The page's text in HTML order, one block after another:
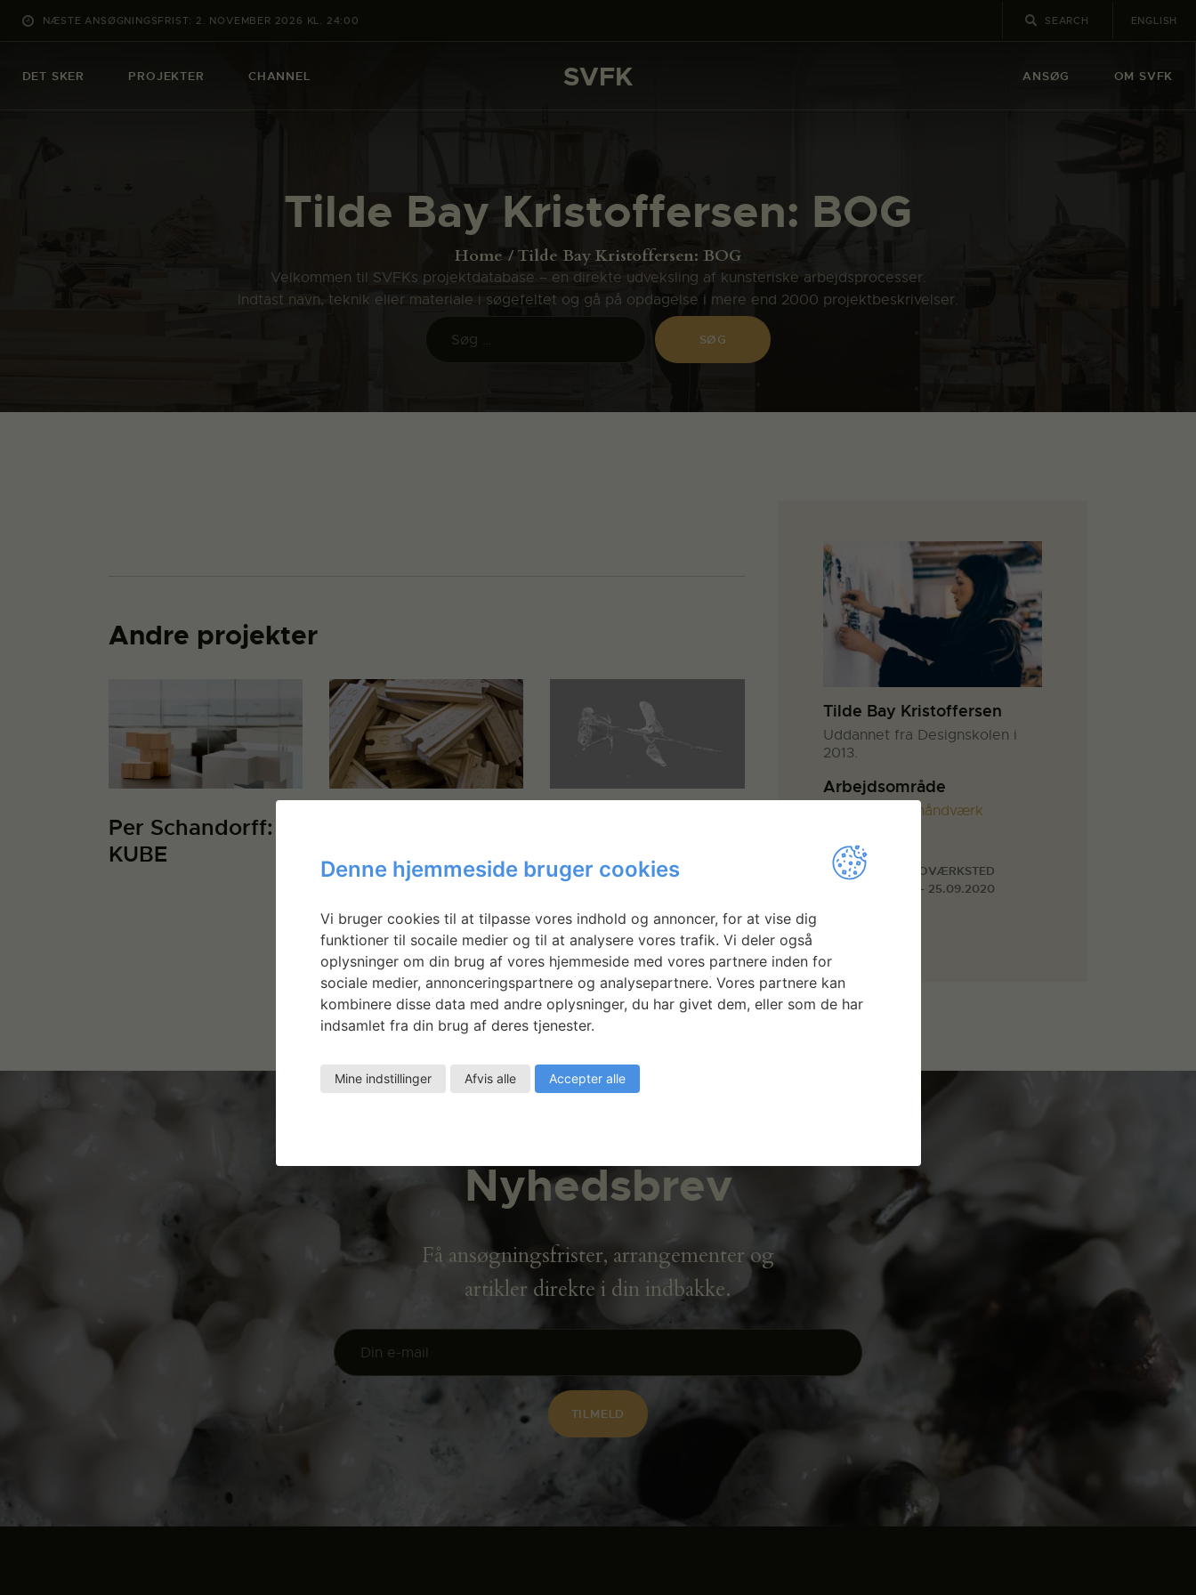
NÆSTE ANSØGNINGSFRIST: 2. NOVEMBER 2026 KL. 24:00 ENGLISH
DET SKER PROJEKTER CHANNEL SVFK ANSØG OM SVFK
Tilde Bay Kristoffersen: BOG
Home Tilde Bay Kristoffersen: BOG
Velkommen til SVFKs projektdatabase – en direkte udveksling af kunsteriske arbejdsprocesser.
Indtast navn, teknik eller materiale i søgefeltet og gå på opdagelse i mere end 2000 projektbeskrivelser.
SVFK
PROJEKTER
CHANNEL
OM SVFK
ENGLISH
Andre projekter
Per Schandorff:
KUBE
kammer
(Undercover,
Explorer, Sexy
Red)
Tilde Bay Kristoffersen
Uddannet fra Designskolen i
2013.
Arbejdsområde
Kunsthåndværk
Faciliteter
STORE FOTOVÆRKSTED
01.09.2020 - 25.09.2020
Nyhedsbrev
Få ansøgningsfrister, arrangementer og
artikler direkte i din indbakke.
Denne hjemmeside bruger cookies
Vi bruger cookies til at tilpasse vores indhold og annoncer, for at vise dig
funktioner til socaile medier og til at analysere vores trafik. Vi deler også
oplysninger om din brug af vores hjemmeside med vores partnere inden for
sociale medier, annonceringspartnere og analysepartnere. Vores partnere kan
kombinere disse data med andre oplysninger, du har givet dem, eller som de har
indsamlet fra din brug af deres tjenester.
Mine indstillinger Afvis alle Accepter alle